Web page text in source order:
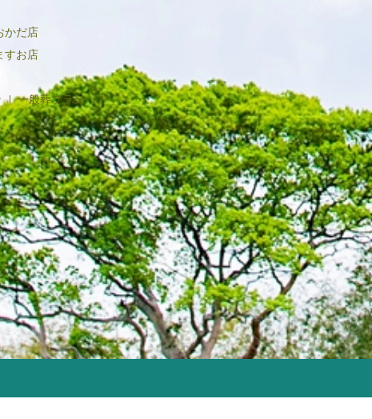
2023年2月
2022年12月
2022年9月
2022年8月
2022年4月
2022年2月
2021年11月
2021年6月
2021年4月
2021年2月
2021年1月
かだ店
すお店
一般葬プラン